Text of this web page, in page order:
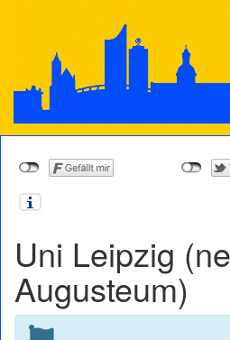
Uni Leipzig
Augusteum)